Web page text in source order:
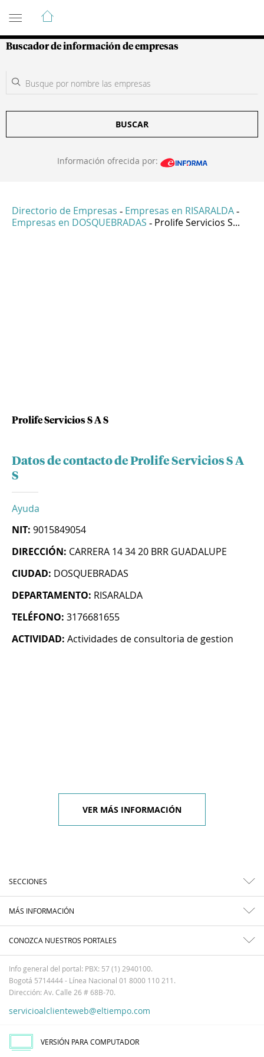
Guía de Empresas Colombianas
Buscador de información de empresas
BUSCAR
Información ofrecida por:
Directorio de Empresas - Empresas en RISARALDA -
Empresas en DOSQUEBRADAS - Prolife Servicios S...
Prolife Servicios S A S
Datos de contacto de Prolife Servicios S A
S
Ayuda
NIT: 9015849054
DIRECCIÓN: CARRERA 14 34 20 BRR GUADALUPE
CIUDAD: DOSQUEBRADAS
DEPARTAMENTO: RISARALDA
TELÉFONO: 3176681655
ACTIVIDAD: Actividades de consultoria de gestion
VER MÁS INFORMACIÓN
SECCIONES
MÁS INFORMACIÓN
CONOZCA NUESTROS PORTALES
Info general del portal: PBX: 57 (1) 2940100.
Bogotá 5714444 - Línea Nacional 01 8000 110 211.
Dirección: Av. Calle 26 # 68B-70.
servicioalclienteweb@eltiempo.com
VERSIÓN PARA COMPUTADOR